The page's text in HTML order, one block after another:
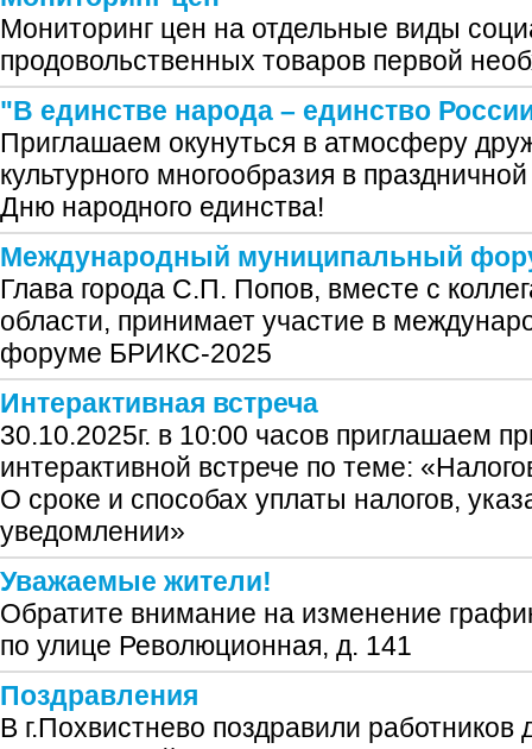
Мониторинг цен на отдельные виды
продовольственных товаров первой
"В единстве народа – единство
Приглашаем окунуться в атмосферу
культурного многообразия в
Дню народного единства!
Международный муниципальный
Глава города С.П. Попов, вместе с
области, принимает участие в
форуме БРИКС-2025
Интерактивная встреча
30.10.2025г. в 10:00 часов приглашаем
интерактивной встрече по теме:
О сроке и способах уплаты налогов,
уведомлении»
Уважаемые жители!
Обратите внимание на изменение
по улице Революционная, д. 141
Поздравления
В г.Похвистнево поздравили работников